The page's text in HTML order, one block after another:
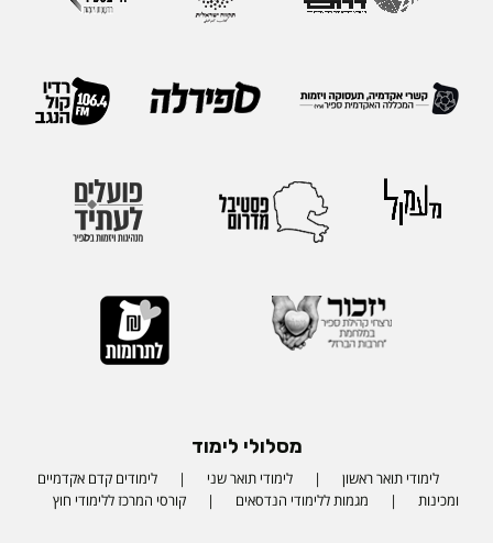
מסלולי לימוד
לימודי תואר ראשון לימודי תואר שני
לימודים קדם אקדמיים
ומכינות
מגמות ללימודי הנדסאים קורסי המרכז ללימודי חוץ